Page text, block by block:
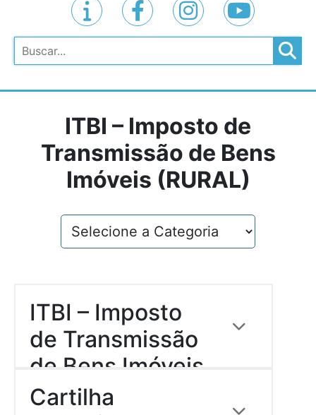
Pesquisar
ITBI – Imposto de
Transmissão de Bens
Imóveis (RURAL)
ITBI – Imposto
de Transmissão
de Bens Imóveis
(RURAL)
Download
Cartilha